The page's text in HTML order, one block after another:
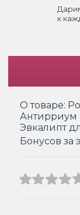
к
О товаре:
Антирриум
Эвкалипт
Бонусов за